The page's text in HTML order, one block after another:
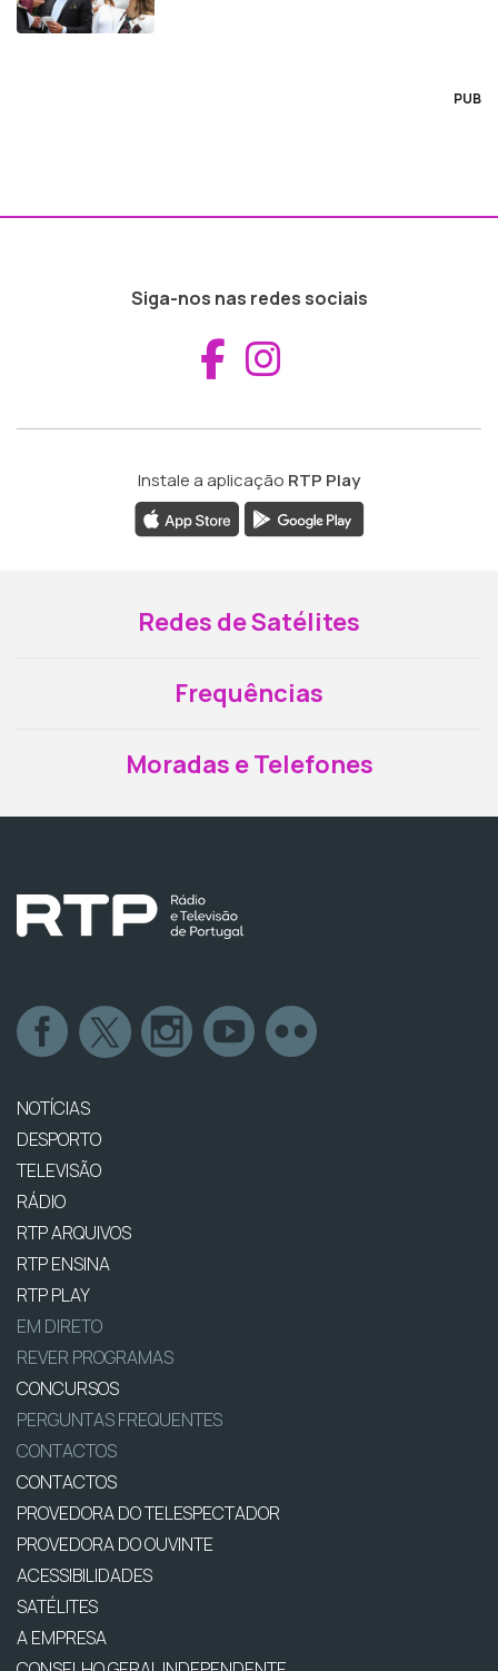
PUB
Siga-nos nas redes sociais
Aceder ao
Instale a aplicação RTP Play
Redes de Satélites
Frequências
Moradas e Telefones
NOTÍCIAS
DESPORTO
TELEVISÃO
RÁDIO
RTP ARQUIVOS
RTP ENSINA
RTP PLAY
EM DIRETO
REVER PROGRAMAS
CONCURSOS
PERGUNTAS FREQUENTES
CONTACTOS
CONTACTOS
PROVEDORA DO TELESPECTADOR
PROVEDORA DO OUVINTE
ACESSIBILIDADES
SATÉLITES
A EMPRESA